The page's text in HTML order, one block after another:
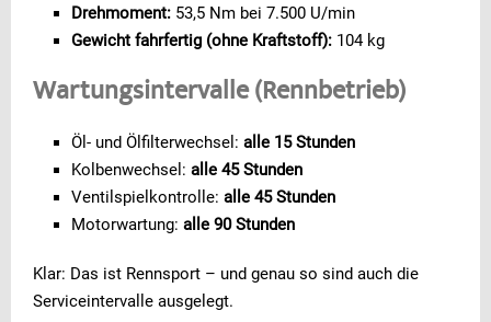
Drehmoment: 53,5 Nm bei 7.500 U/min
Gewicht fahrfertig (ohne Kraftstoff): 104 kg
Wartungsintervalle (Rennbetrieb)
Öl- und Ölfilterwechsel: alle 15 Stunden
Kolbenwechsel: alle 45 Stunden
Ventilspielkontrolle: alle 45 Stunden
Motorwartung: alle 90 Stunden
Klar: Das ist Rennsport – und genau so sind auch die
Serviceintervalle ausgelegt.